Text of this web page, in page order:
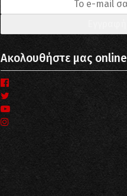
Ακολουθήστε μας online